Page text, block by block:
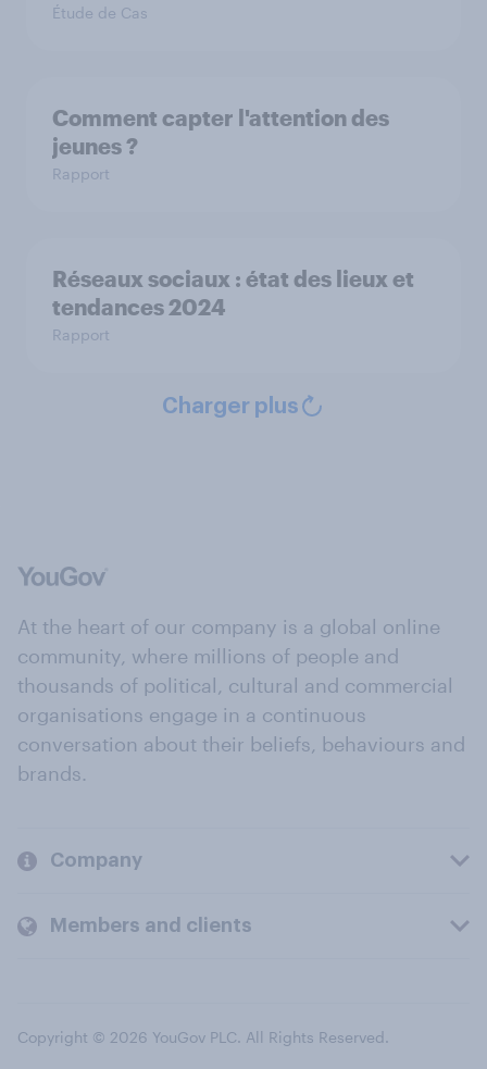
Étude de Cas
Comment capter l'attention des
jeunes ?
Rapport
Réseaux sociaux : état des lieux et
tendances 2024
Rapport
Charger plus
At the heart of our company is a global online
community, where millions of people and
thousands of political, cultural and commercial
organisations engage in a continuous
conversation about their beliefs, behaviours and
brands.
Company
Members and clients
Copyright © 2026 YouGov PLC. All Rights Reserved.